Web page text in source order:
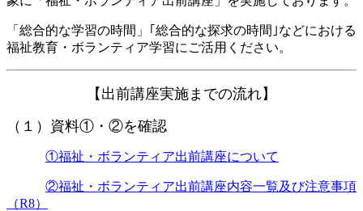
「総合的な学習の時間」｢総合的な探求の時間｣などにおける
福祉教育・ボランティア学習にご活用ください。
【出前講座実施までの流れ】
（１）資料①・②を確認
①福祉・ボランティア出前講座について
②福祉・ボランティア出前講座内容一覧及び注意事項
（R8）